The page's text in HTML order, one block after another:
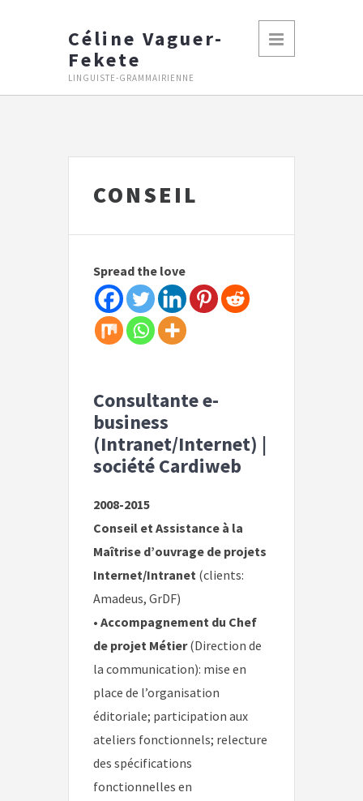
Céline Vaguer-
Fekete
LINGUISTE-GRAMMAIRIENNE
CONSEIL
Spread the love
Consultante e-
business
(Intranet/Internet) |
société Cardiweb
2008-2015
Conseil et Assistance à la
Maîtrise d’ouvrage de projets
Internet/Intranet (clients:
Amadeus, GrDF)
• Accompagnement du Chef
de projet Métier(Direction de
la communication): mise en
place de l’organisation
éditoriale; participation aux
ateliers fonctionnels; relecture
des spécifications
fonctionnelles en